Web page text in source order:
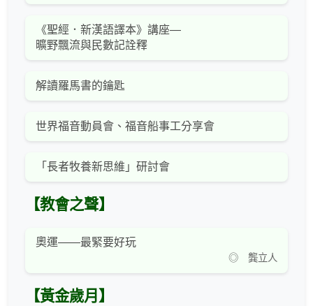
《聖經．新漢語譯本》講座—
曠野飄流與民數記詮釋
解讀羅馬書的鑰匙
世界福音動員會、福音船事工分享會
「長者牧養新思維」研討會
【教會之聲】
奧運——最緊要好玩
◎ 龔立人
【黃金歲月】